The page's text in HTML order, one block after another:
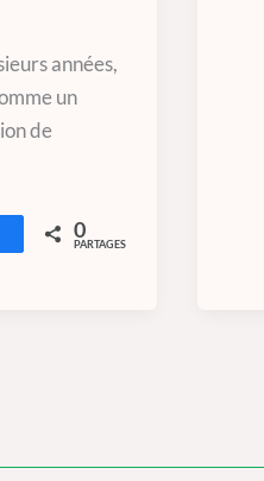
années,
un
de
Partagez 0
PARTAGES